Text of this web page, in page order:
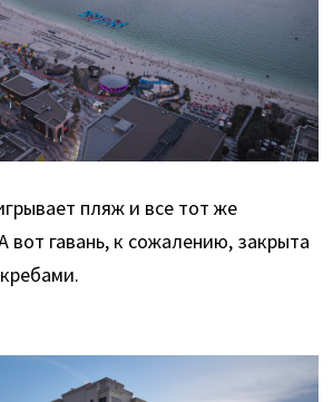
пляж и все тот же
вот гавань, к сожалению, закрыта